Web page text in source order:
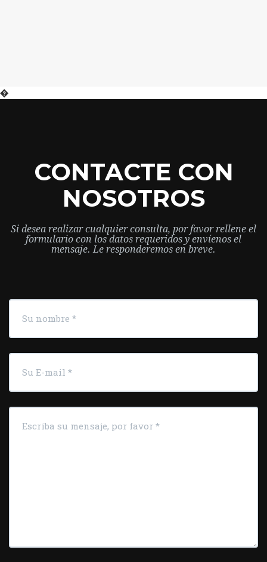
�
CONTACTE CON
NOSOTROS
Si desea realizar cualquier consulta, por favor rellene el
formulario con los datos requeridos y envíenos el
mensaje. Le responderemos en breve.